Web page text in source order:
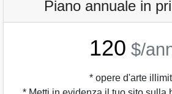
Piano annuale in
120 $/
* opere d'arte